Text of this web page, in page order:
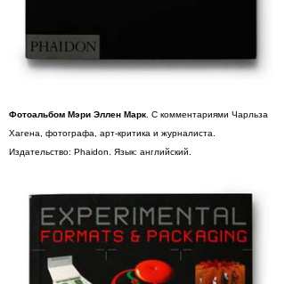
Фотоальбом Мэри Эллен Марк . С комментариями Чарльза
Хагена, фотографа, арт-критика и журналиста.
Издательство: Phaidon. Язык: английский.